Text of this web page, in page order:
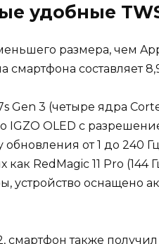
удобные
размера, чем
смартфона составляет
Gen 3 (четыре ядра
OLED с
от 1 до 240
RedMagic 11 Pro
устройство оснащено
также